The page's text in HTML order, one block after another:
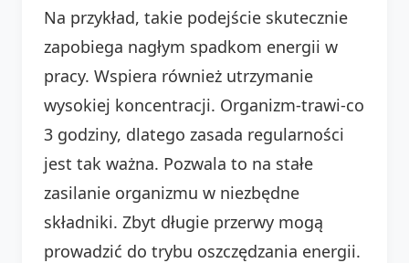
Na przykład, takie podejście skutecznie
zapobiega nagłym spadkom energii w
pracy. Wspiera również utrzymanie
wysokiej koncentracji. Organizm-trawi-co
3 godziny, dlatego zasada regularności
jest tak ważna. Pozwala to na stałe
zasilanie organizmu w niezbędne
składniki. Zbyt długie przerwy mogą
prowadzić do trybu oszczędzania energii.